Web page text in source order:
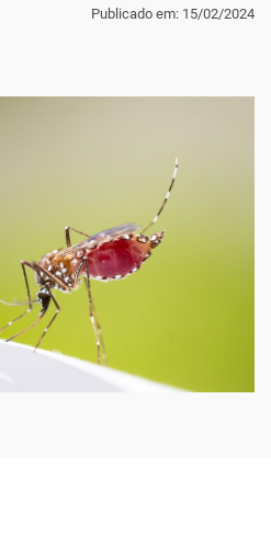
Publicado em: 15/02/2024